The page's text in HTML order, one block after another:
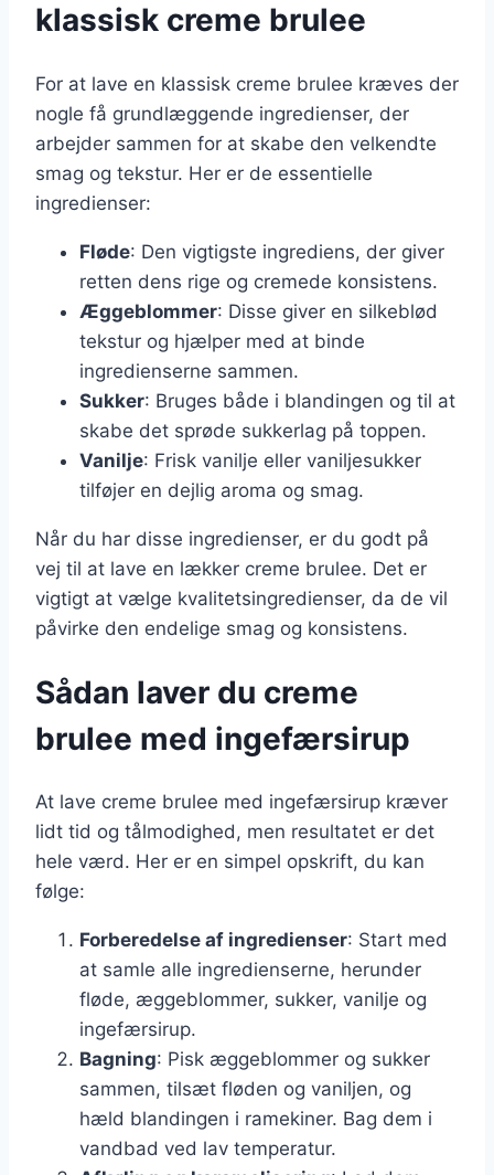
klassisk creme brulee
For at lave en klassisk creme brulee kræves der
nogle få grundlæggende ingredienser, der
arbejder sammen for at skabe den velkendte
smag og tekstur. Her er de essentielle
ingredienser:
Fløde: Den vigtigste ingrediens, der giver
retten dens rige og cremede konsistens.
Æggeblommer: Disse giver en silkeblød
tekstur og hjælper med at binde
ingredienserne sammen.
Sukker: Bruges både i blandingen og til at
skabe det sprøde sukkerlag på toppen.
Vanilje: Frisk vanilje eller vaniljesukker
tilføjer en dejlig aroma og smag.
Når du har disse ingredienser, er du godt på
vej til at lave en lækker creme brulee. Det er
vigtigt at vælge kvalitetsingredienser, da de vil
påvirke den endelige smag og konsistens.
Sådan laver du creme
brulee med ingefærsirup
At lave creme brulee med ingefærsirup kræver
lidt tid og tålmodighed, men resultatet er det
hele værd. Her er en simpel opskrift, du kan
følge:
Forberedelse af ingredienser: Start med
at samle alle ingredienserne, herunder
fløde, æggeblommer, sukker, vanilje og
ingefærsirup.
Bagning: Pisk æggeblommer og sukker
sammen, tilsæt fløden og vaniljen, og
hæld blandingen i ramekiner. Bag dem i
vandbad ved lav temperatur.